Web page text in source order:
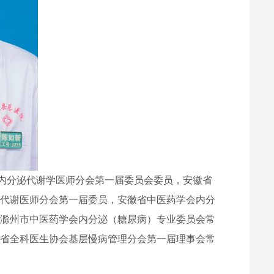
分泌代谢学医师分会第一届委员会委员，安徽省
谢医师分会第一届委员，安徽省中医药学会内分
州市中医药学会内分泌（糖尿病）专业委员会常
全科医生协会基层慢病管理分会第一届理事会常